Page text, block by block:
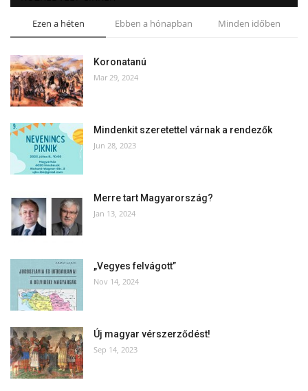
Ezen a héten Ebben a hónapban Minden időben
Koronatanú
Mar 29, 2024
Mindenkit szeretettel várnak a rendezők
Jun 28, 2023
Merre tart Magyarország?
Jan 13, 2024
„Vegyes felvágott”
Nov 14, 2024
Új magyar vérszerződést!
Sep 14, 2023